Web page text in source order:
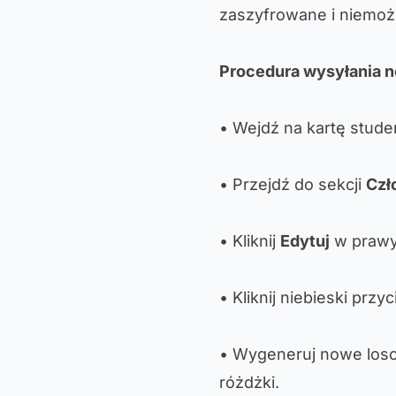
zaszyfrowane i
Procedura wysyłania
• Wejdź na kartę
• Przejdź do sekcji
• Kliknij Edytuj w
• Kliknij niebieski
• Wygeneruj nowe
różdżki.